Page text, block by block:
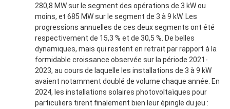
280,8 MW sur le segment des opérations de 3 kW ou
moins, et 685 MW sur le segment de 3 à 9 kW. Les
progressions annuelles de ces deux segments ont été
respectivement de 15,3 % et de 30,5 %. De belles
dynamiques, mais qui restent en retrait par rapport à la
formidable croissance observée sur la période 2021-
2023, au cours de laquelle les installations de 3 à 9 kW
avaient notamment doublé de volume chaque année. En
2024, les installations solaires photovoltaïques pour
particuliers tirent finalement bien leur épingle du jeu :